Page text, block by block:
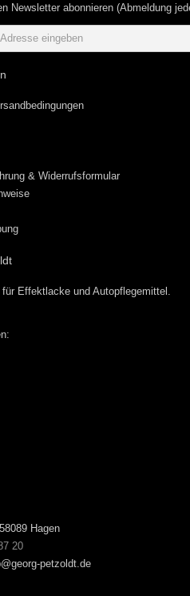
Newsletter abonnieren (Abmeldung
& Widerrufsformular
für Effektlacke und Autopflegemittel
Hagen
20
petzoldt.de